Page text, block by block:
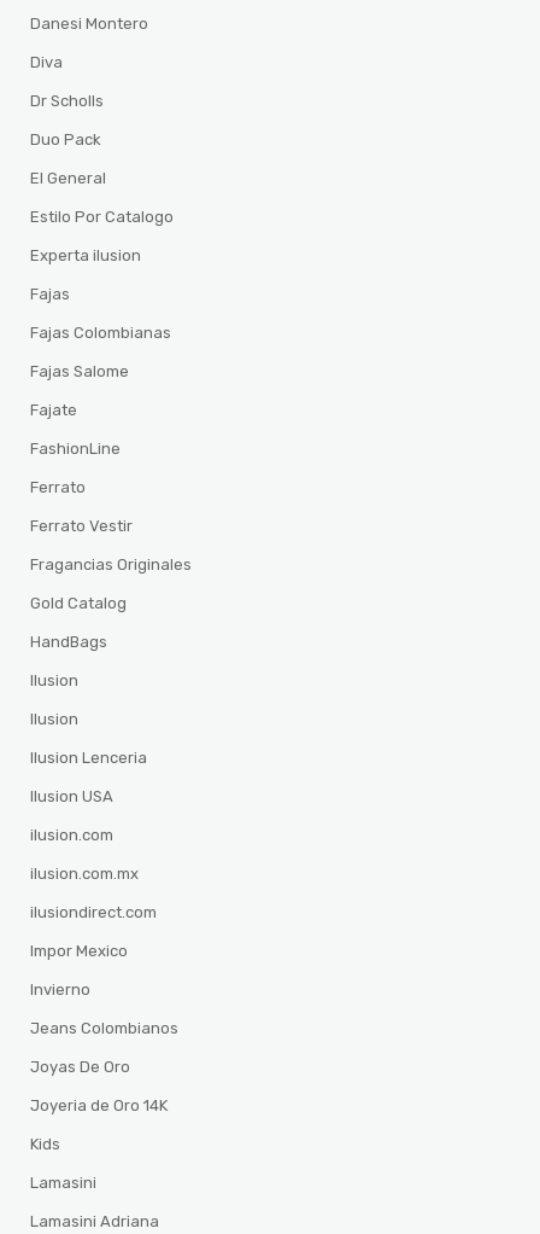
Danesi Montero
Diva
Dr Scholls
Duo Pack
El General
Estilo Por Catalogo
Experta ilusion
Fajas
Fajas Colombianas
Fajas Salome
Fajate
FashionLine
Ferrato
Ferrato Vestir
Fragancias Originales
Gold Catalog
HandBags
Ilusion
Ilusion
Ilusion Lenceria
Ilusion USA
ilusion.com
ilusion.com.mx
ilusiondirect.com
Impor Mexico
Invierno
Jeans Colombianos
Joyas De Oro
Joyeria de Oro 14K
Kids
Lamasini
Lamasini Adriana